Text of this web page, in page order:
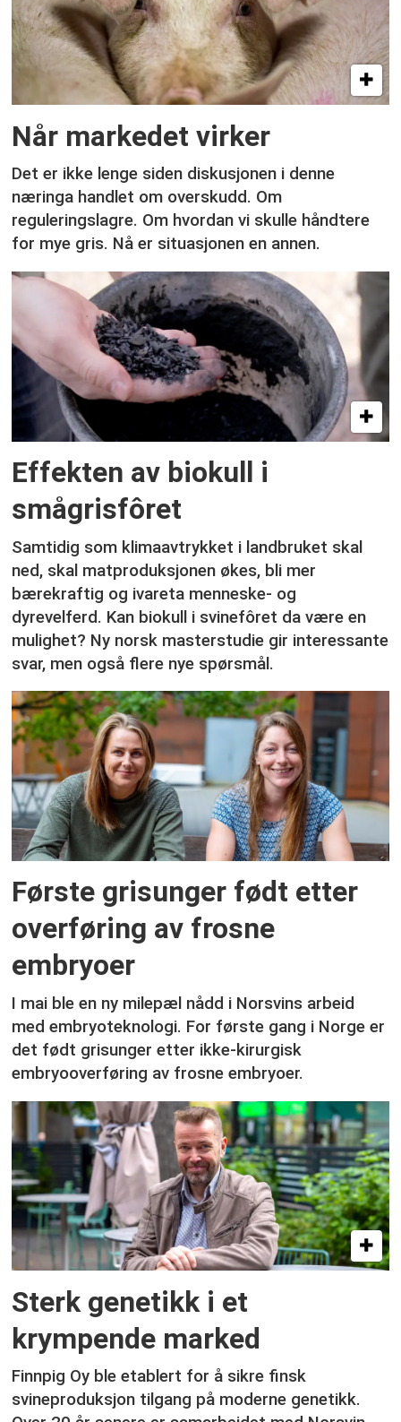
Når markedet virker
Det er ikke lenge siden diskusjonen i denne
næringa handlet om overskudd. Om
reguleringslagre. Om hvordan vi skulle håndtere
for mye gris. Nå er situasjonen en annen.
Effekten av biokull i
smågrisfôret
Samtidig som klimaavtrykket i landbruket skal
ned, skal matproduksjonen økes, bli mer
bærekraftig og ivareta menneske- og
dyrevelferd. Kan biokull i svinefôret da være en
mulighet? Ny norsk masterstudie gir interessante
svar, men også flere nye spørsmål.
Første grisunger født etter
overføring av frosne
embryoer
I mai ble en ny milepæl nådd i Norsvins arbeid
med embryoteknologi. For første gang i Norge er
det født grisunger etter ikke-kirurgisk
embryooverføring av frosne embryoer.
Sterk genetikk i et
krympende marked
Finnpig Oy ble etablert for å sikre finsk
svineproduksjon tilgang på moderne genetikk.